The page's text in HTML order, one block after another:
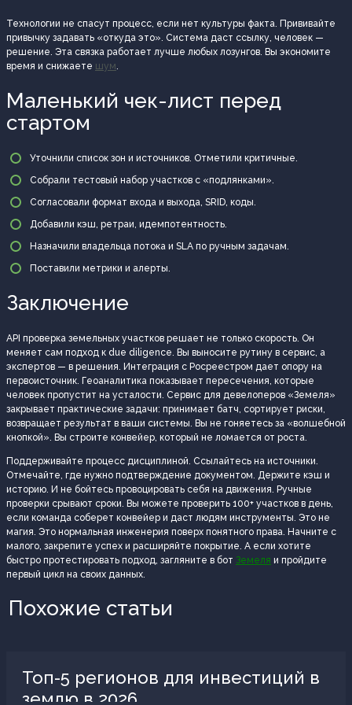
Технологии не спасут процесс, если нет культуры факта. Прививайте
привычку задавать «откуда это». Система даст ссылку, человек —
решение. Эта связка работает лучше любых лозунгов. Вы экономите
время и снижаете шум
Маленький чек-лист перед
стартом
Уточнили список зон и источников. Отметили критичные.
Собрали тестовый набор участков с «подлянками».
Согласовали формат входа и выхода, SRID, коды.
Добавили кэш, ретраи, идемпотентность.
Назначили владельца потока и SLA по ручным задачам.
Поставили метрики и алерты.
Заключение
API проверка земельных участков решает не только скорость. Он
меняет сам подход к due diligence. Вы выносите рутину в сервис, а
экспертов — в решения. Интеграция с Росреестром дает опору на
первоисточник. Геоаналитика показывает пересечения, которые
человек пропустит на усталости. Сервис для девелоперов «Земеля»
закрывает практические задачи: принимает батч, сортирует риски,
возвращает результат в ваши системы. Вы не гоняетесь за «волшебной
кнопкой». Вы строите конвейер, который не ломается от роста.
Поддерживайте процесс дисциплиной. Ссылайтесь на источники.
Отмечайте, где нужно подтверждение документом. Держите кэш и
историю. И не бойтесь провоцировать себя на движения. Ручные
проверки срывают сроки. Вы можете проверить 100+ участков в день,
если команда соберет конвейер и даст людям инструменты. Это не
магия. Это нормальная инженерия поверх понятного права. Начните с
малого, закрепите успех и расширяйте покрытие. А если хотите
быстро протестировать подход, загляните в бот Земеля и пройдите
первый цикл на своих данных.
Похожие статьи
Топ-5 регионов для инвестиций в
землю в 2026